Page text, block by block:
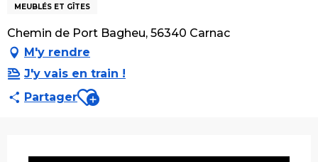
MEUBLÉS ET GÎTES
Chemin de Port Bagheu, 56340 Carnac
M'y rendre
J'y vais en train !
PartagerAjouter aux favoris